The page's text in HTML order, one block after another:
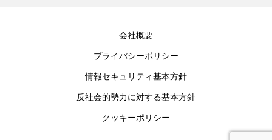
会社概要
プライバシーポリシー
情報セキュリティ基本方針
反社会的勢力に対する基本方針
クッキーポリシー